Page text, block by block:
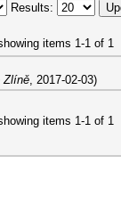
Results:
items 1-1 of 1
Zlíně, 2017-02-03)
items 1-1 of 1